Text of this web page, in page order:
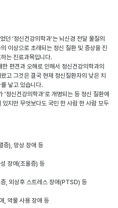
던 ‘정신건강의학과’는 뇌신경 전달 물질의
이상으로 초래되는 정신 질환 및 증상을 진
는 진료과목입니다.
한 편견과 오해로 인해서 정신건강의학과의
고 그것은 결국 현재 정신질환자의 낮은 치
낳고 있습니다.
‘정신건강의학과’로 개명되는 등 정신 질환에
지만 무엇보다도 국민 한 사람 한 사람 모두
증), 망상 장애 등
장애(조울증) 등
, 외상후 스트레스 장애(PTSD) 등
, 약물 사용 장애 등